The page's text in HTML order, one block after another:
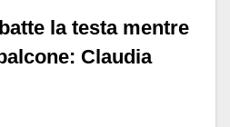
la testa mentre
Claudia